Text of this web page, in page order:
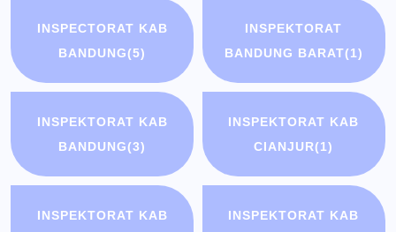
INSPECTORAT KAB
BANDUNG(5)
INSPEKTORAT
BANDUNG BARAT(1)
INSPEKTORAT KAB
BANDUNG(3)
INSPEKTORAT KAB
CIANJUR(1)
INSPEKTORAT KAB
INSPEKTORAT KAB